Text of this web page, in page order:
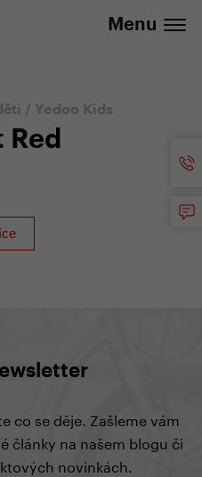
Menu
/ Yedoo Kids
co se děje. Zašleme vám
články na našem blogu či
novinkách.